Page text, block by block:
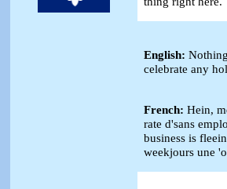
English:
celebrate any
French: Hein,
rate d'sans
business is
weekjours une